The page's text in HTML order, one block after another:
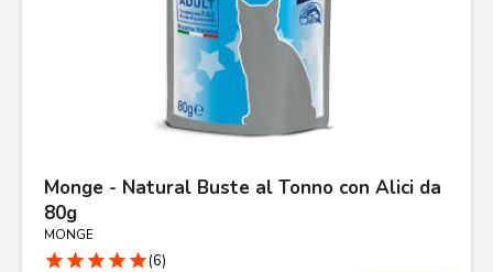
Monge - Natural Buste al Tonno con Alici da
80g
MONGE
star star star star star(6)